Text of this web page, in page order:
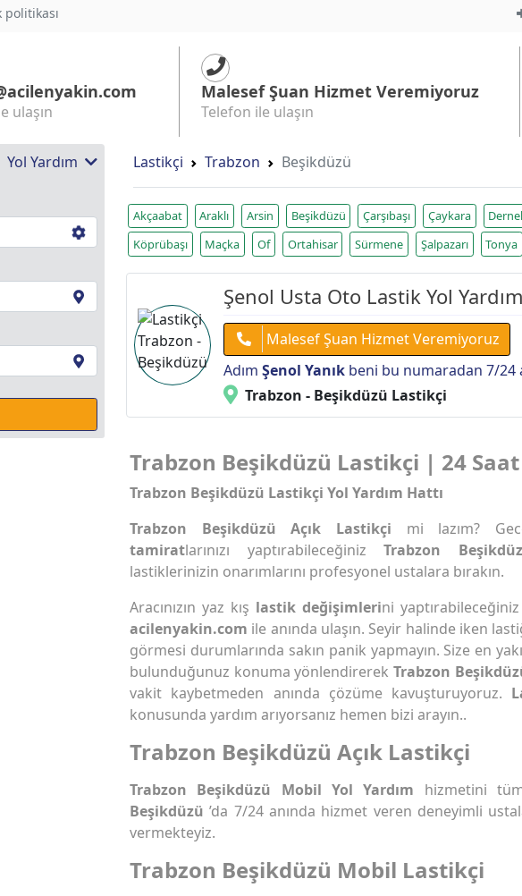
ulaşın
Malesef Şuan Hizmet Veremiyoruz
Telefon ile ulaşın
Yardım Lastikçi Trabzon Beşikdüzü
Akçaabat Araklı Arsin Beşikdüzü Çarşıbaşı Çaykara
Köprübaşı
Maçka Of Ortahisar Sürmene Şalpazarı Tonya
Şenol Usta Oto Lastik Yol
Malesef Şuan Hizmet Veremiyoruz
Adım Şenol Yanık beni bu numaradan 7/24
Trabzon - Beşikdüzü Lastikçi
Trabzon Beşikdüzü Lastikçi | 24
Trabzon Beşikdüzü Lastikçi Yol Yardım Hattı
Trabzon Beşikdüzü Açık Lastikçi mi lazım?
tamiratlarınızı yaptırabileceğiniz Trabzon
lastiklerinizin onarımlarını profesyonel ustalara bırakın.
Aracınızın yaz kış lastik değişimlerini
acilenyakin.com ile anında ulaşın. Seyir halinde iken
görmesi durumlarında sakın panik yapmayın. Size en
bulunduğunuz konuma yönlendirerekTrabzon
vakit kaybetmeden anında çözüme kavuşturuyoruz.
konusunda yardım arıyorsanız hemen bizi arayın..
Trabzon Beşikdüzü Açık Lastikçi
Trabzon Beşikdüzü Mobil Yol Yardım hizmetini
Beşikdüzü’da 7/24 anında hizmet veren deneyimli
vermekteyiz.
Trabzon Beşikdüzü Mobil Lastikçi